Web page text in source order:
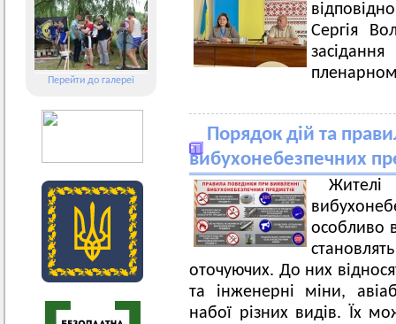
Перейти до галереї
Сергія
Порядок дій та
вибухонебезпечних
особливо
оточуючих. До них
та інженерні міни,
набої різних видів. Їх